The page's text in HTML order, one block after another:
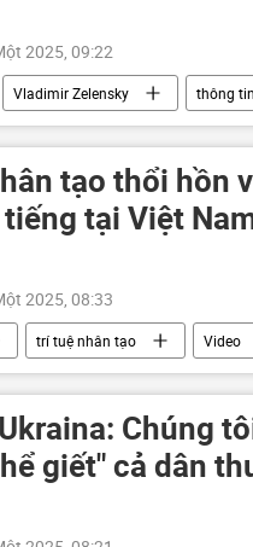
2025, 09:22
Vladimir Zelensky thông tin
Báo chí thế giới
tạo thổi hồn
tại Việt
2025, 08:33
trí tuệ nhân tạo Video
Chúng
giết" cả dân